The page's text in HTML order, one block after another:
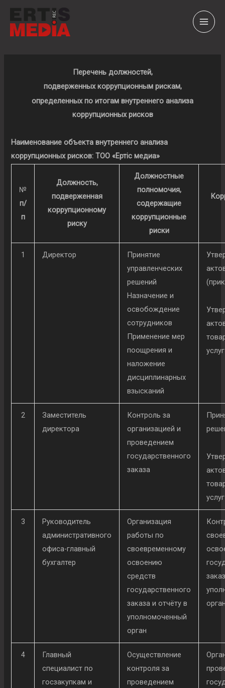
содержимому
Перечень должностей,
подверженных коррупционным рискам,
определенных по итогам внутреннего анализа
коррупционных рисков
Наименование объекта внутреннего анализа
коррупционных рисков: ТОО «Ертіс медиа»
№
п/
п
Должность,
подверженная
коррупционному
риску
Должностные
полномочия,
содержащие
коррупционные
риски
1 Директор
Принятие
управленческих
решений
Назначение и
освобождение
сотрудников
Применение мер
поощрения и
наложение
дисциплинарных
взысканий
услуг
2
Заместитель
директора
Контроль за
организацией и
проведением
государственного
заказа
услуг
3
Руководитель
административного
офиса-главный
бухгалтер
Организация
работы по
своевременному
освоению
средств
государственного
заказа и отчёту в
уполномоченный
орган
4
Главный
специалист по
госзакупкам и
Осуществление
контроля за
проведением